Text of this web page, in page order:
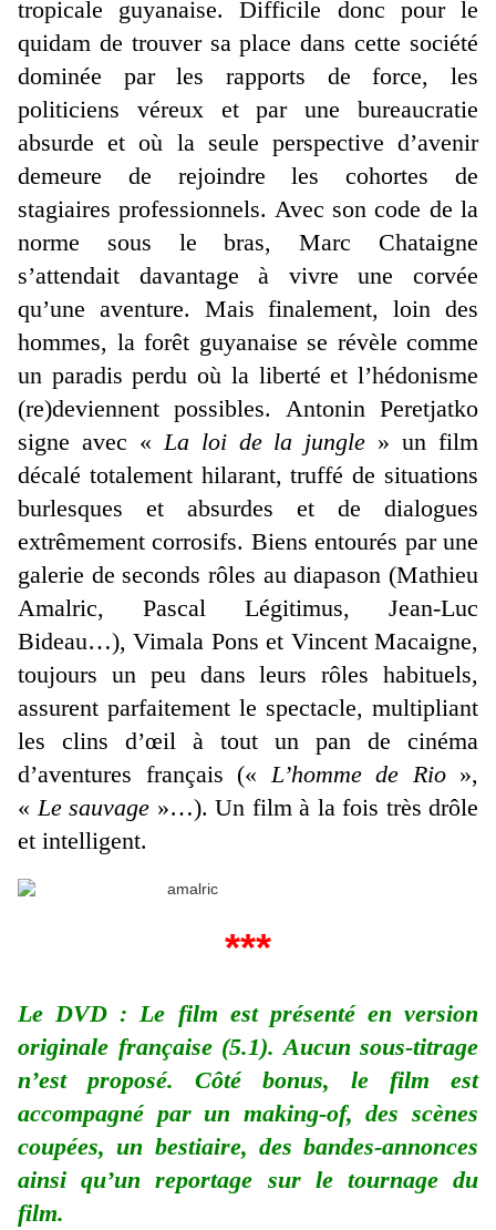
tropicale guyanaise. Difficile donc pour le
quidam de trouver sa place dans cette société
dominée par les rapports de force, les
politiciens véreux et par une bureaucratie
absurde et où la seule perspective d’avenir
demeure de rejoindre les cohortes de
stagiaires professionnels. Avec son code de la
norme sous le bras, Marc Chataigne
s’attendait davantage à vivre une corvée
qu’une aventure. Mais finalement, loin des
hommes, la forêt guyanaise se révèle comme
un paradis perdu où la liberté et l’hédonisme
(re)deviennent possibles. Antonin Peretjatko
signe avec «La loi de la jungle » un film
décalé totalement hilarant, truffé de situations
burlesques et absurdes et de dialogues
extrêmement corrosifs. Biens entourés par une
galerie de seconds rôles au diapason (Mathieu
Amalric, Pascal Légitimus, Jean-Luc
Bideau…), Vimala Pons et Vincent Macaigne,
toujours un peu dans leurs rôles habituels,
assurent parfaitement le spectacle, multipliant
les clins d’œil à tout un pan de cinéma
d’aventures français («L’homme de Rio»,
«Le sauvage »…). Un film à la fois très drôle
et intelligent.
***
Le DVD : Le film est présenté en version
originale française (5.1). Aucun sous-titrage
n’est proposé. Côté bonus, le film est
accompagné par un making-of, des scènes
coupées, un bestiaire, des bandes-annonces
ainsi qu’un reportage sur le tournage du
film.